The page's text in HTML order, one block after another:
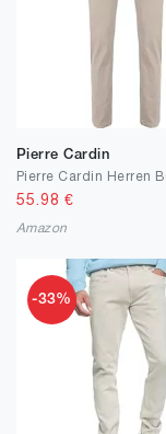
Pierre Cardin
55.98 €
Amazon
-33%